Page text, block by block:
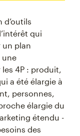
d’outils
qui
un plan
une
4P : produit,
a été élargie à
personnes,
élargie du
étendu -
des